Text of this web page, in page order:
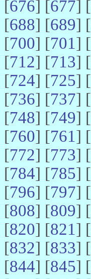
[676] [677] [
[688] [689] [
[700] [701] [
[712] [713] [
[724] [725] [
[736] [737] [
[748] [749] [
[760] [761] [
[772] [773] [
[784] [785] [
[796] [797] [
[808] [809] [
[820] [821] [
[832] [833] [
[844] [845] [